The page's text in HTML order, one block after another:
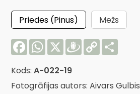
Priedes (Pinus)
Mežs
FacebookWhatsApp
X Draugiem
Copy
Link
Kods:A-022-19
Fotogrāfijas autors: Aivars Gulbis